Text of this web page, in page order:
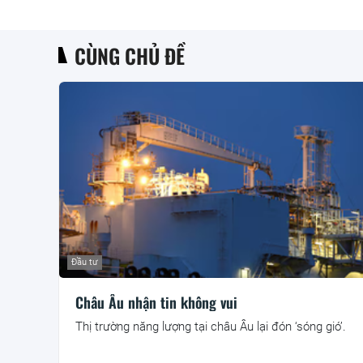
CÙNG CHỦ ĐỀ
Châu Âu nhận tin không vui
Đầu tư
Thị trường năng lượng tại châu Âu lại đón ‘sóng gió’.